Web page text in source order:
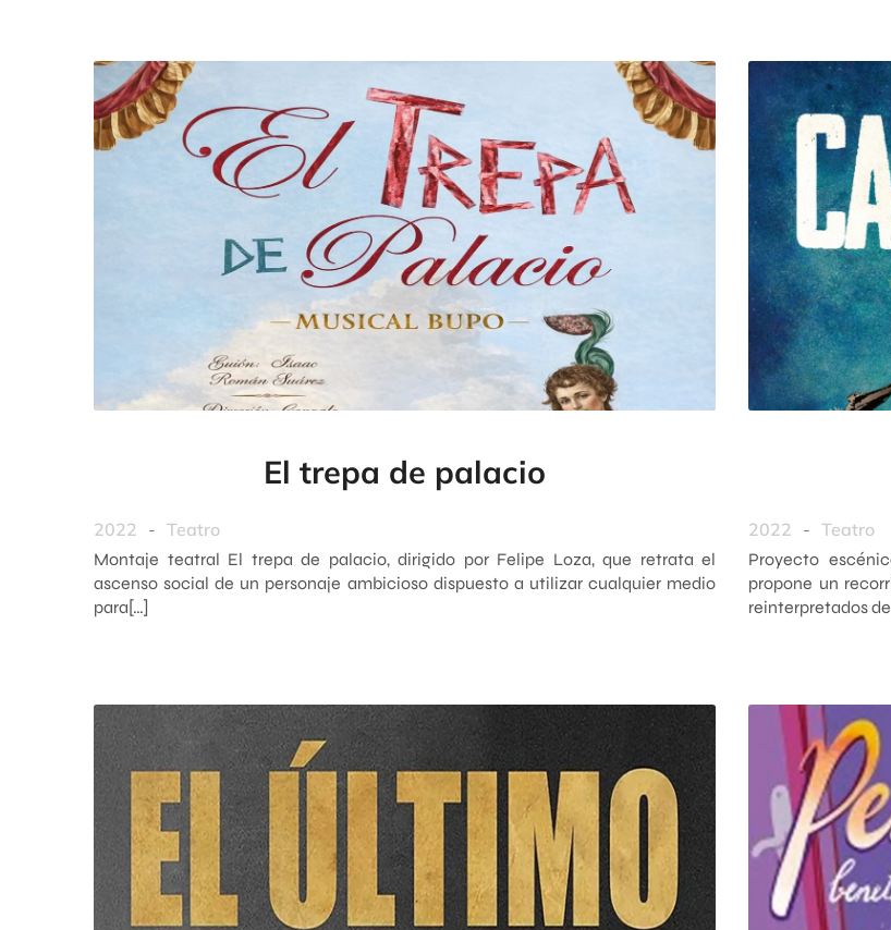
El trepa de palacio
2022 - Teatro
Montaje teatral El trepa de palacio, dirigido por Felipe Loza, que retrata el
ascenso social de un personaje ambicioso dispuesto a utilizar cualquier medio
para[…]
2022 - Teatro
Proyecto
propone un
reinterpretados